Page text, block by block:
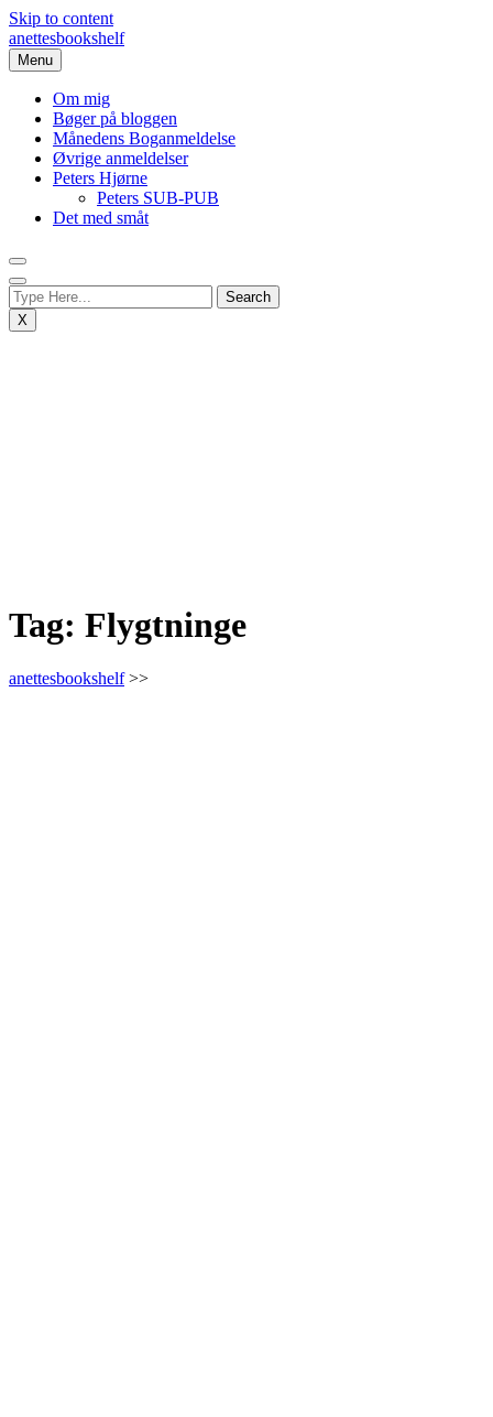
Skip to content
anettesbookshelf
Menu
Om mig
Bøger på bloggen
Månedens Boganmeldelse
Øvrige anmeldelser
Peters Hjørne
Peters SUB-PUB
Det med småt
X
Tag: Flygtninge
anettesbookshelf>>